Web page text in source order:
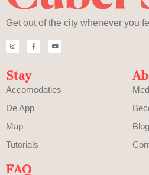
Get out of the city whenever you
Stay
Accomodaties
De App
Map
Tutorials
Blog
FAQ